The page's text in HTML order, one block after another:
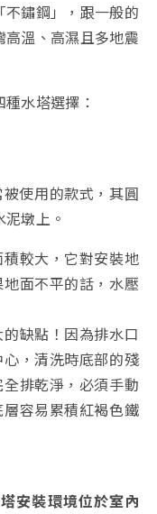
鏽鋼」，跟一般的
溫、高濕且多地震
水塔選擇：
使用的款式，其圓
墩上。
較大，它對安裝地
面不平的話，水壓
缺點！因為排水口
，清洗時底部的殘
排乾淨，必須手動
容易累積紅褐色鐵
安裝環境位於室內